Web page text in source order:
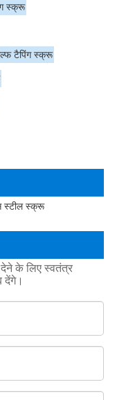
स्क्रू
टैपिंग स्क्रू
स्टील स्क्रू
देने के लिए स्वतंत्र
देंगे।